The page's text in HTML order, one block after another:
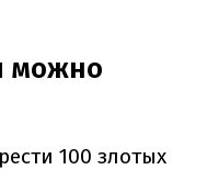
можно
100 злотых